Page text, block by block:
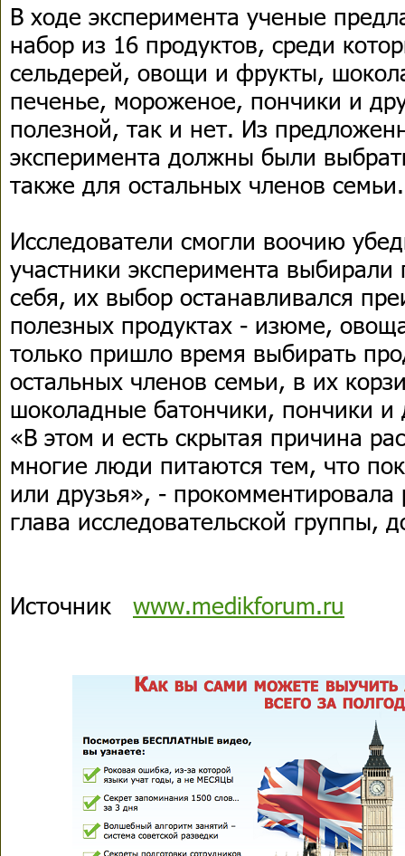
В ходе эксперимента ученые
набор из 16 продуктов, среди
сельдерей, овощи и фрукты,
печенье, мороженое, пончики и
полезной, так и нет. Из
эксперимента должны были
также для остальных членов семьи.
Исследователи смогли воочию
участники эксперимента
себя, их выбор останавливался
полезных продуктах - изюме,
только пришло время выбирать
остальных членов семьи, в их
шоколадные батончики, пончики и
«В этом и есть скрытая причина
многие люди питаются тем, что
или друзья», -
глава исследовательской группы,
Источник www.medikforum.ru